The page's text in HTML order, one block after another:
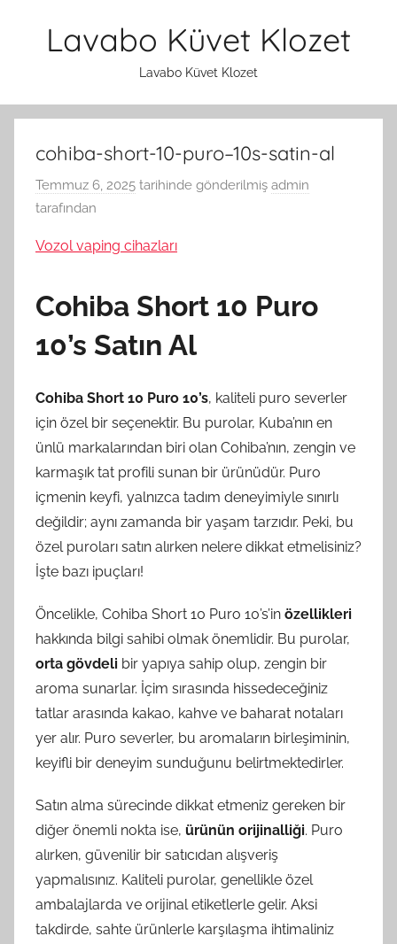
Lavabo Küvet Klozet
Lavabo Küvet Klozet
cohiba-short-10-puro–10s-satin-al
Temmuz 6, 2025 tarihinde gönderilmiş admin
tarafından
Vozol vaping cihazları
Cohiba Short 10 Puro
10’s Satın Al
Cohiba Short 10 Puro 10’s, kaliteli puro severler
için özel bir seçenektir. Bu purolar, Kuba’nın en
ünlü markalarından biri olan Cohiba’nın, zengin ve
karmaşık tat profili sunan bir ürünüdür. Puro
içmenin keyfi, yalnızca tadım deneyimiyle sınırlı
değildir; aynı zamanda bir yaşam tarzıdır. Peki, bu
özel puroları satın alırken nelere dikkat etmelisiniz?
İşte bazı ipuçları!
Öncelikle, Cohiba Short 10 Puro 10’s’in özellikleri
hakkında bilgi sahibi olmak önemlidir. Bu purolar,
orta gövdeli bir yapıya sahip olup, zengin bir
aroma sunarlar. İçim sırasında hissedeceğiniz
tatlar arasında kakao, kahve ve baharat notaları
yer alır. Puro severler, bu aromaların birleşiminin,
keyifli bir deneyim sunduğunu belirtmektedirler.
Satın alma sürecinde dikkat etmeniz gereken bir
diğer önemli nokta ise, ürünün orijinalliği. Puro
alırken, güvenilir bir satıcıdan alışveriş
yapmalısınız. Kaliteli purolar, genellikle özel
ambalajlarda ve orijinal etiketlerle gelir. Aksi
takdirde, sahte ürünlerle karşılaşma ihtimaliniz